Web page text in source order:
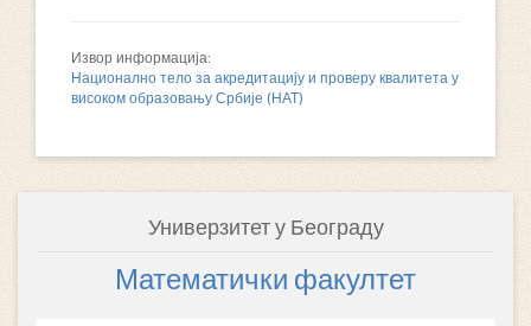
Извор информација:
Национално тело за акредитацију и проверу квалитета у
високом образовању Србије (НАТ)
Универзитет у Београду
Математички факултет